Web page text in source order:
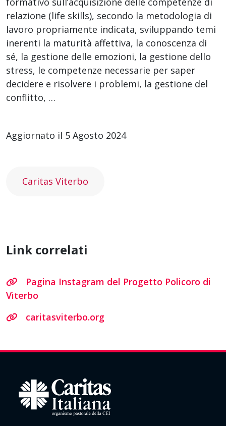
relazione (life skills), secondo la metodologia di
lavoro propriamente indicata, sviluppando temi
inerenti la maturità affettiva, la conoscenza di
sé, la gestione delle emozioni, la gestione dello
stress, le competenze necessarie per saper
decidere e risolvere i problemi, la gestione del
conflitto, …
Aggiornato il 5 Agosto 2024
Caritas Viterbo
Link correlati
Pagina Instagram del Progetto Policoro di
Viterbo
caritasviterbo.org